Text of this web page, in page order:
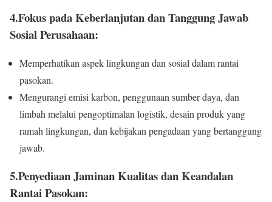
4.Fokus pada Keberlanjutan dan Tanggung Jawab
Sosial Perusahaan:
Memperhatikan aspek lingkungan dan sosial dalam rantai
pasokan.
Mengurangi emisi karbon, penggunaan sumber daya, dan
limbah melalui pengoptimalan logistik, desain produk yang
ramah lingkungan, dan kebijakan pengadaan yang bertanggung
jawab.
5.Penyediaan Jaminan Kualitas dan Keandalan
Rantai Pasokan: